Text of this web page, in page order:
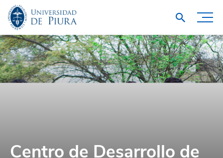
Centro de Desarrollo de